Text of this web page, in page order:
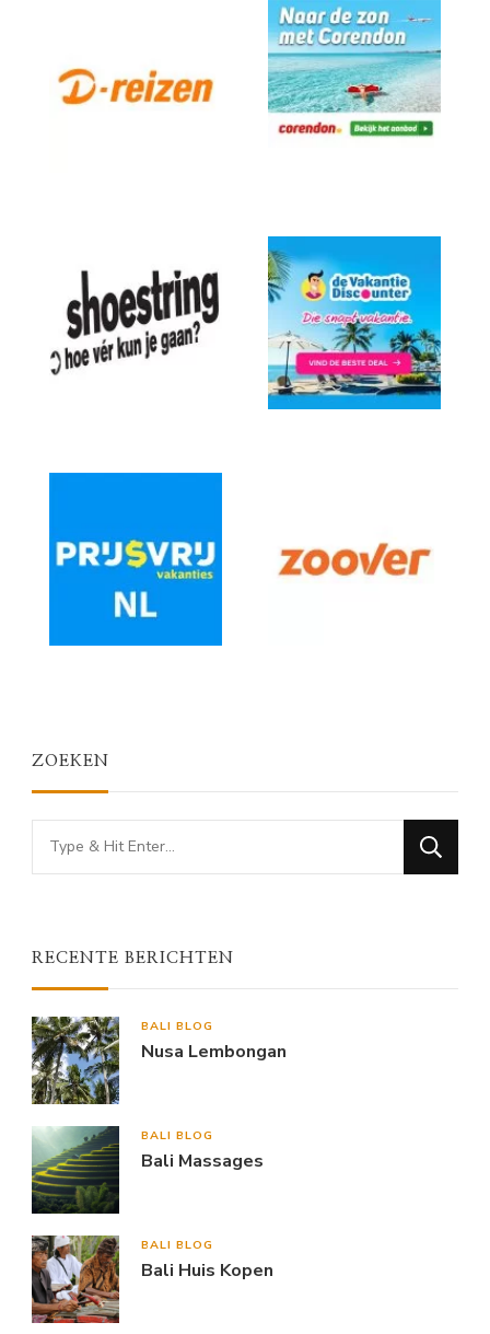
ZOEKEN
Looking
for
RECENTE BERICHTEN
BALI BLOG
Nusa Lembongan
BALI BLOG
Bali Massages
BALI BLOG
Bali Huis Kopen